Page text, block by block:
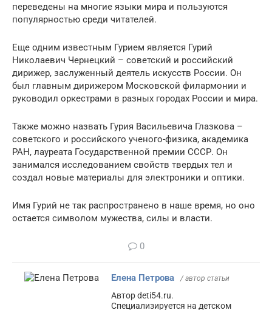
переведены на многие языки мира и пользуются
популярностью среди читателей.
Еще одним известным Гурием является Гурий
Николаевич Чернецкий – советский и российский
дирижер, заслуженный деятель искусств России. Он
был главным дирижером Московской филармонии и
руководил оркестрами в разных городах России и мира.
Также можно назвать Гурия Васильевича Глазкова –
советского и российского ученого-физика, академика
РАН, лауреата Государственной премии СССР. Он
занимался исследованием свойств твердых тел и
создал новые материалы для электроники и оптики.
Имя Гурий не так распространено в наше время, но оно
остается символом мужества, силы и власти.
0
Елена Петрова / автор статьи
Автор deti54.ru.
Специализируется на детском